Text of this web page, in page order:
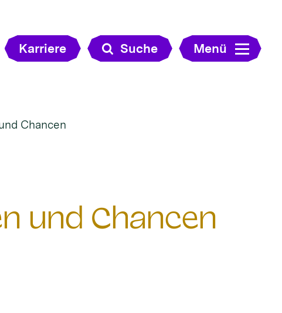
Karriere Suche Menü
Chancen
und Chancen